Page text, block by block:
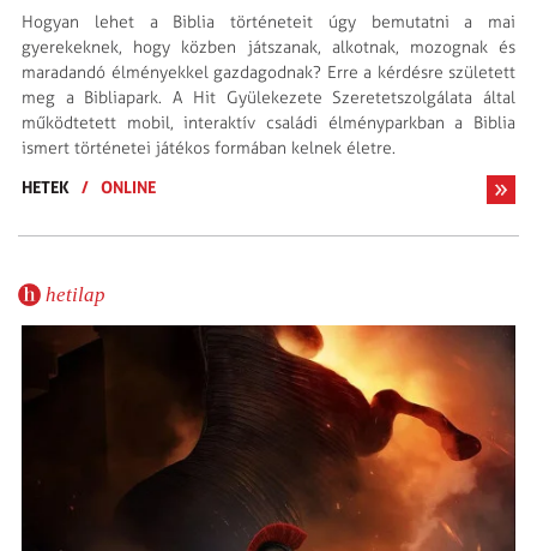
Hogyan lehet a Biblia történeteit úgy bemutatni a mai
gyerekeknek, hogy közben játszanak, alkotnak, mozognak és
maradandó élményekkel gazdagodnak? Erre a kérdésre született
meg a Bibliapark. A Hit Gyülekezete Szeretetszolgálata által
működtetett mobil, interaktív családi élményparkban a Biblia
ismert történetei játékos formában kelnek életre.
HETEK
/ ONLINE
hetilap